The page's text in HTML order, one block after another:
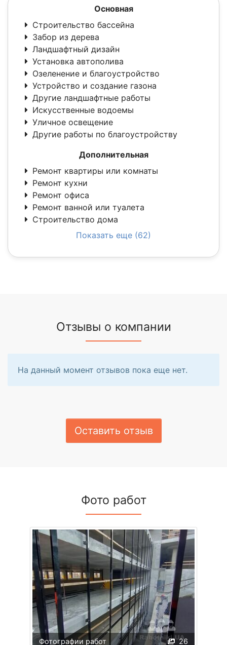
Основная
Строительство бассейна
Забор из дерева
Ландшафтный дизайн
Установка автополива
Озеленение и благоустройство
Устройство и создание газона
Другие ландшафтные работы
Искусственные водоемы
Уличное освещение
Другие работы по благоустройству
Дополнительная
Ремонт квартиры или комнаты
Ремонт кухни
Ремонт офиса
Ремонт ванной или туалета
Строительство дома
Показать еще (62)
Отзывы о компании
На данный момент отзывов пока еще нет.
Оставить отзыв
Фото работ
26
Фотографии работ